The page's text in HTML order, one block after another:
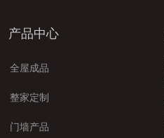
产品中心
全屋成品
整家定制
门墙产品